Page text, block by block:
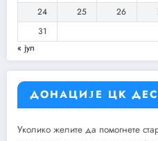
24
25 26
31
« јул
ДОНАЦИЈЕ ЦК
Уколико желите да помогнете